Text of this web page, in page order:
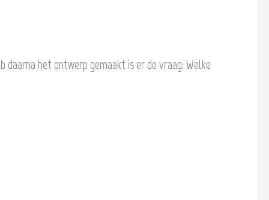
het ontwerp gemaakt is er de vraag: Welke